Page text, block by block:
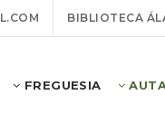
BIBLIOTECA
FREGUESIA